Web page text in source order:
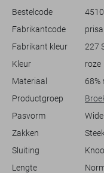
een terrasje pakt in de
gelegenheid. De
en laat je stralen in elke
een modieuze, maar ook
Bestelcode
Fabrikantcode
Fabrikant kleur
227
Kleur
roze
Materiaal
68%
Productgroep
Pasvorm
Zakken
Sluiting
Lengte